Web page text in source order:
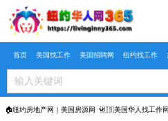
Skip to main content
首页 美国找工作 美国招聘网 纽约找工作
🏠纽约房地产网｜美国房源网 🇺🇸美国华人找工作网